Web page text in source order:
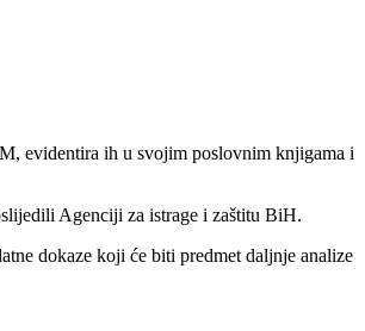
evidentira ih u svojim poslovnim knjigama i
Agenciji za istrage i zaštitu BiH.
dokaze koji će biti predmet daljnje analize